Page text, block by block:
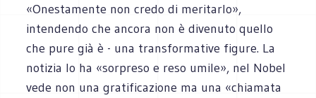
«Onestamente non credo di meritarlo»,
intendendo che ancora non è divenuto quello
che pure già è - una transformative figure. La
notizia lo ha «sorpreso e reso umile», nel Nobel
vede non una gratificazione ma una «chiamata